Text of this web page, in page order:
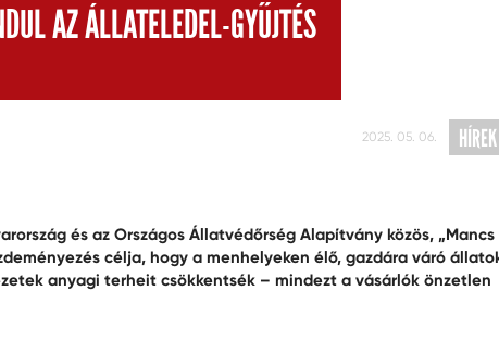
AZ ÁLLATELEDEL-GYŰJTÉS
2025. 05. 06. HÍREK
és az Országos Állatvédőrség Alapítvány közös, „Mancs
célja, hogy a menhelyeken élő, gazdára váró
anyagi terheit csökkentsék – mindezt a vásárlók önzetlen